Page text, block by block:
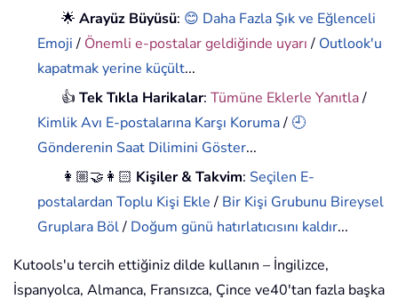
🌟Arayüz Büyüsü: 😊 Daha Fazla Şık ve Eğlenceli
Emoji/ Önemli e-postalar geldiğinde uyarı/ Outlook'u
kapatmak yerine küçült...
👍Tek Tıkla Harikalar:Tümüne Eklerle Yanıtla/
Kimlik Avı E-postalarına Karşı Koruma/ 🕘
Gönderenin Saat Dilimini Göster...
👩🏼‍🤝‍👩🏻 Kişiler & Takvim: Seçilen E-
postalardan Toplu Kişi Ekle/ Bir Kişi Grubunu Bireysel
Gruplara Böl/ Doğum günü hatırlatıcısını kaldır...
Kutools'u tercih ettiğiniz dilde kullanın – İngilizce,
İspanyolca, Almanca, Fransızca, Çince ve40'tan fazla başka